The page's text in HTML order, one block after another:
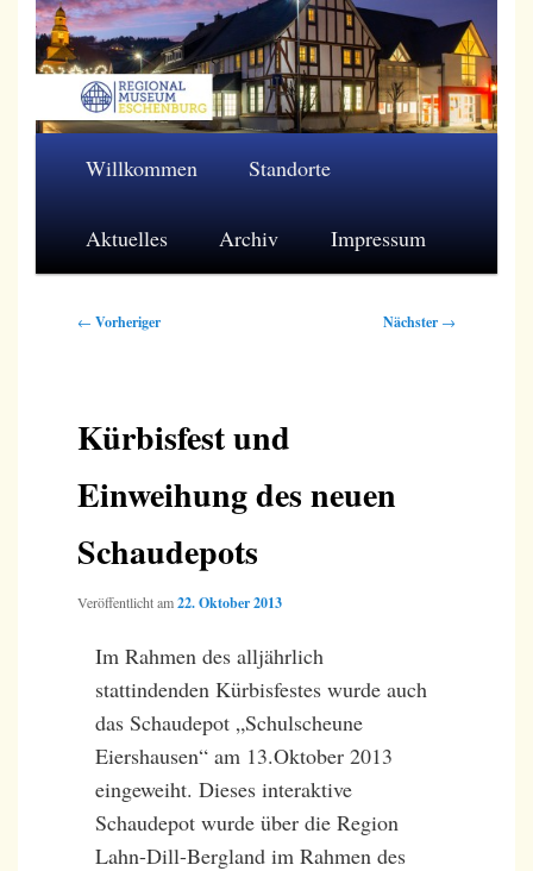
Zum
primären
Inhalt
Regionalmuseum Eschenburg e.V.
Willkommen Standorte
Aktuelles Archiv Impressum
Beitragsnavigation
← Vorheriger Nächster →
Kürbisfest und
Einweihung des neuen
Schaudepots
Veröffentlicht am22. Oktober 2013
Im Rahmen des alljährlich
stattindenden Kürbisfestes wurde auch
das Schaudepot „Schulscheune
Eiershausen“ am 13.Oktober 2013
eingeweiht. Dieses interaktive
Schaudepot wurde über die Region
Lahn-Dill-Bergland im Rahmen des